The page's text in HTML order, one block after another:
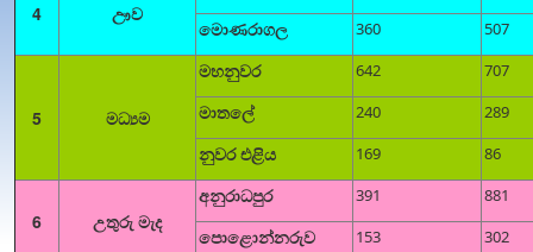
4 ඌව
මොණරාගල 360 507
5 මධ්‍යම
මහනුවර 642 707
මාතලේ 240 289
නුවර එළිය 169 86
6 උතුරු මැද
අනුරාධපුර 391 881
පොළොන්නරුව 153 302